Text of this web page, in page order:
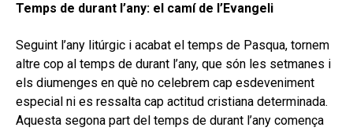
Temps de durant l’any: el camí de l’Evangeli
Seguint l’any litúrgic i acabat el temps de Pasqua, tornem
altre cop al temps de durant l’any, que són les setmanes i
els diumenges en què no celebrem cap esdeveniment
espe­cial ni es ressalta cap actitud cristiana determinada.
Aquesta segona part del temps de durant l’any comença